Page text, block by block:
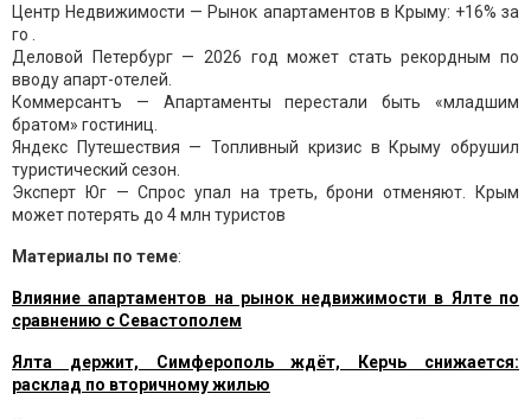
Центр Недвижимости — Рынок апартаментов в Крыму: +16% за
го .
Деловой Петербург — 2026 год может стать рекордным по
вводу апарт-отелей.
Коммерсантъ — Апартаменты перестали быть «младшим
братом» гостиниц.
Яндекс Путешествия — Топливный кризис в Крыму обрушил
туристический сезон.
Эксперт Юг — Спрос упал на треть, брони отменяют. Крым
может потерять до 4 млн туристов
Материалы по теме:
Влияние апартаментов на рынок недвижимости в Ялте по
сравнению с Севастополем
Ялта держит, Симферополь ждёт, Керчь снижается:
расклад по вторичному жилью